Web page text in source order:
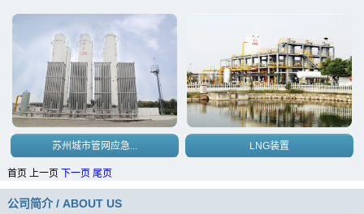
苏州城市管网应急... LNG装置
首页 上一页 下一页 尾页
公司简介 / ABOUT US